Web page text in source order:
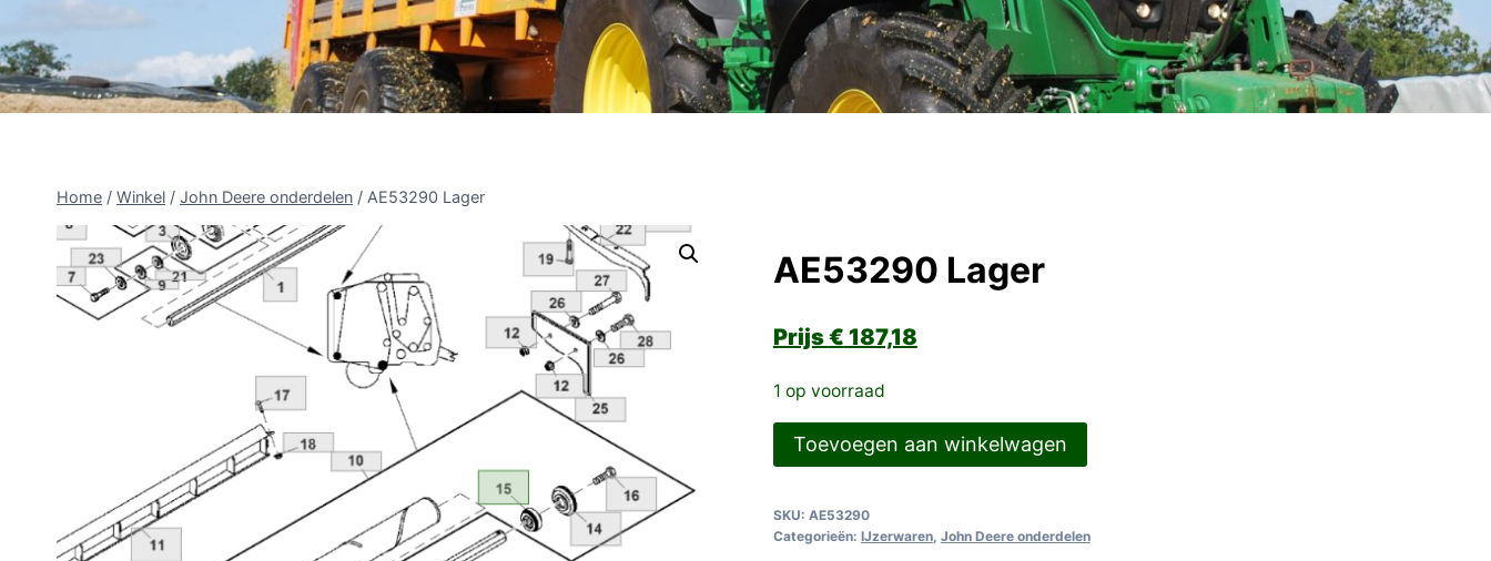
Home / Winkel / John Deere onderdelen / AE53290 Lager
AE53290 Lager
€ 187,18
1 op voorraad
AE53290
Lager
Toevoegen aan winkelwagen
SKU: AE53290
Categorieën: IJzerwaren, John Deere onderdelen